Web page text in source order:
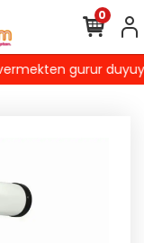
gurur
0